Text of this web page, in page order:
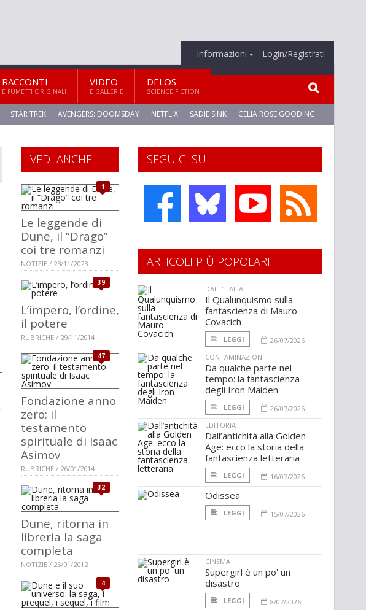
Informazioni Login/Registrati
RACCONTI
E FUMETTI ORIGINALI
VIDEO
E GALLERIE
DELOS
SCIENCE FICTION
STAR TREK AVENGERS: DOOMSDAY NETFLIX SADIE SINK CELIA ROSE GOODING
SEGUICI SU
VEDI ANCHE
1
Le leggende di
Dune, il “Drago”
coi tre romanzi
NOTIZIE / 23/11/2023
39
L’impero, l’ordine,
il potere
RUBRICHE / 29/11/2014
47
Fondazione anno
zero: il
testamento
spirituale di Isaac
Asimov
RUBRICHE / 26/01/2014
32
Dune, ritorna in
libreria la saga
completa
NOTIZIE / 26/01/2012
4
ARTICOLI PIÙ POPOLARI
DALL'ITALIA
Il Qualunquismo sulla
fantascienza di Mauro
Covacich
LEGGI
26/07/2026
CONTAMINAZIONI
Da qualche parte nel
tempo: la fantascienza
degli Iron Maiden
LEGGI
26/07/2026
EDITORIA
Dall’antichità alla Golden
Age: ecco la storia della
fantascienza letteraria
LEGGI 16/07/2026
Odissea
LEGGI 15/07/2026
CINEMA
Supergirl è un po' un
disastro
LEGGI 8/07/2026